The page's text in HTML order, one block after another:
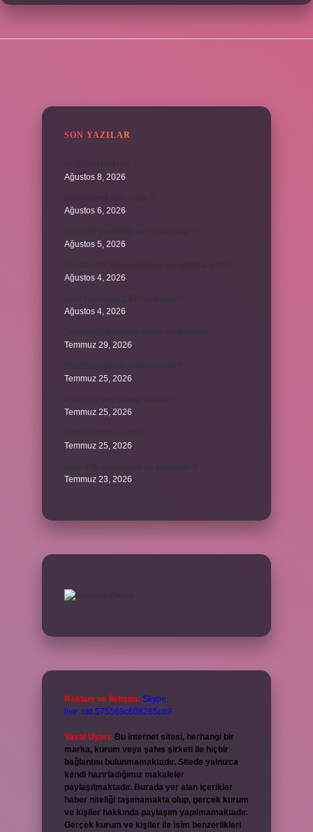
SON YAZILAR
Ağustos 8, 2026
Ağustos 6, 2026
Ağustos 5, 2026
Ağustos 4, 2026
Ağustos 4, 2026
Temmuz 29, 2026
Temmuz 25, 2026
Temmuz 25, 2026
Temmuz 25, 2026
Temmuz 23, 2026
Reklam ve İletişim: Skype:
live:.cid.575569c608265c69
Yasal Uyarı: Bu internet sitesi, herhangi bir
marka, kurum veya şahıs şirketi ile hiçbir
bağlantısı bulunmamaktadır. Sitede yalnızca
kendi hazırladığımız makaleler
paylaşılmaktadır. Burada yer alan içerikler
haber niteliği taşımamakta olup, gerçek kurum
ve kişiler hakkında paylaşım yapılmamaktadır.
Gerçek kurum ve kişiler ile isim benzerlikleri